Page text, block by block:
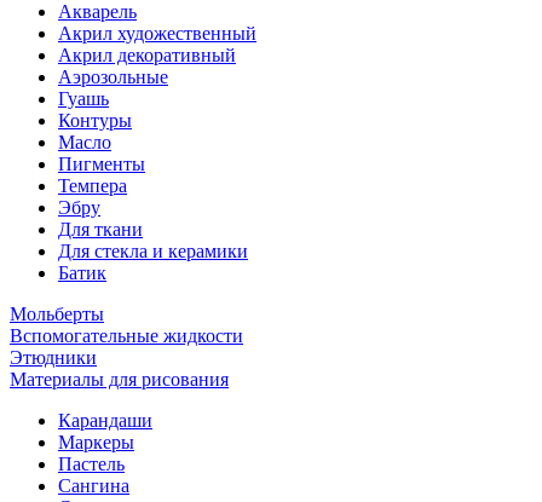
Акварель
Акрил художественный
Акрил декоративный
Аэрозольные
Гуашь
Контуры
Масло
Пигменты
Темпера
Эбру
Для ткани
Для стекла и керамики
Батик
Мольберты
Вспомогательные жидкости
Этюдники
Материалы для рисования
Карандаши
Маркеры
Пастель
Сангина